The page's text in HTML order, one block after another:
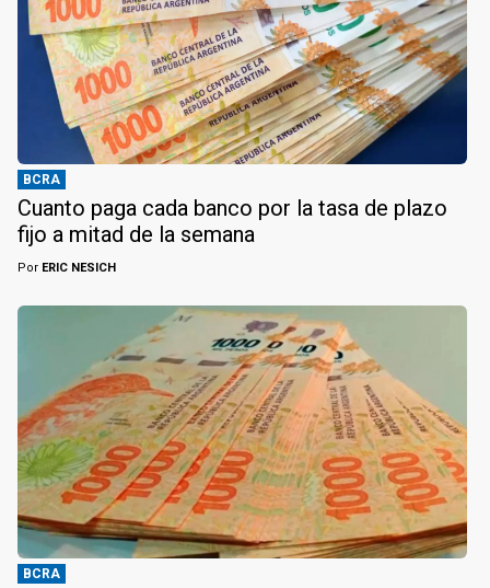
BCRA
Cuanto paga cada banco por la tasa de plazo
fijo a mitad de la semana
Por ERIC NESICH
BCRA